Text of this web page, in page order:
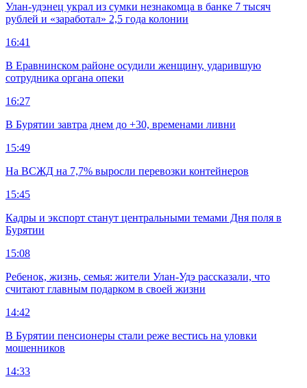
Улан-удэнец украл из сумки незнакомца в банке 7 тысяч
рублей и «заработал» 2,5 года колонии
16:41
В Еравнинском районе осудили женщину, ударившую
сотрудника органа опеки
16:27
В Бурятии завтра днем до +30, временами ливни
15:49
На ВСЖД на 7,7% выросли перевозки контейнеров
15:45
Кадры и экспорт станут центральными темами Дня поля в
Бурятии
15:08
Ребенок, жизнь, семья: жители Улан-Удэ рассказали, что
считают главным подарком в своей жизни
14:42
В Бурятии пенсионеры стали реже вестись на уловки
мошенников
14:33